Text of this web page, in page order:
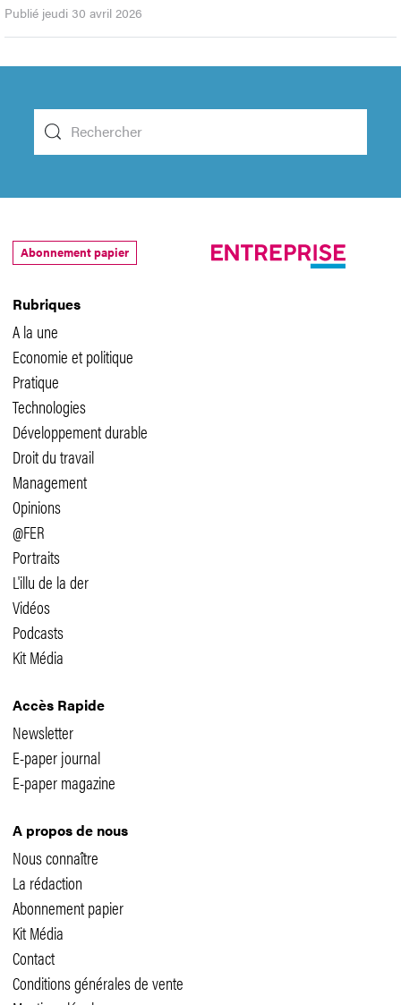
Publié jeudi 30 avril 2026
Rubriques
A la une
Economie et politique
Pratique
Technologies
Développement durable
Droit du travail
Management
Opinions
@FER
Portraits
L'illu de la der
Vidéos
Podcasts
Kit Média
Accès Rapide
Newsletter
E-paper journal
E-paper magazine
A propos de nous
Nous connaître
La rédaction
Abonnement papier
Kit Média
Contact
Conditions générales de vente
Abonnement papier